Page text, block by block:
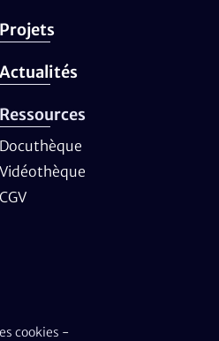
Projets
Actualités
Ressources
Docuthèque
Vidéothèque
CGV
cookies -